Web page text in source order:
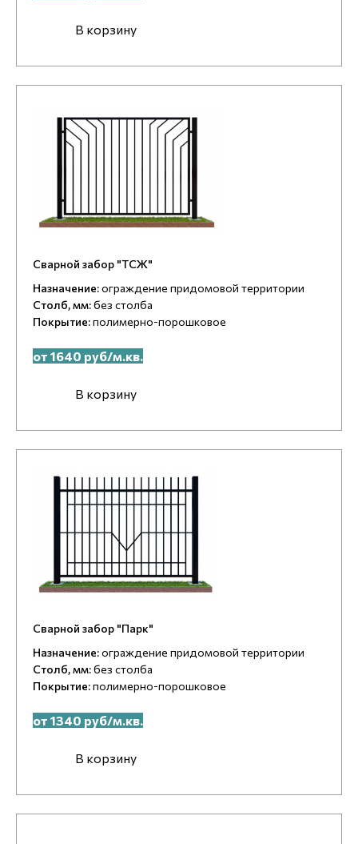
В корзину
Сварной забор "ТСЖ"
Назначение:ограждение придомовой территории
Столб, мм:без столба
Покрытие:полимерно-порошковое
от 1640 руб/м.кв.
В корзину
Сварной забор "Парк"
Назначение:ограждение придомовой территории
Столб, мм:без столба
Покрытие:полимерно-порошковое
от 1340 руб/м.кв.
В корзину